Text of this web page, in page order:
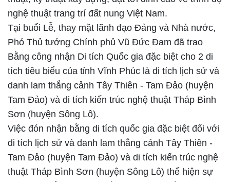
nghệ thuật trang trí đất nung Việt Nam.
Tại buổi Lễ, thay mặt lãnh đạo Đảng và Nhà nước,
Phó Thủ tướng Chính phủ Vũ Đức Đam đã trao
Bằng công nhận Di tích Quốc gia đặc biệt cho 2 di
tích tiêu biểu của tỉnh Vĩnh Phúc là di tích lịch sử và
danh lam thắng cảnh Tây Thiên - Tam Đảo (huyện
Tam Đảo) và di tích kiến trúc nghệ thuật Tháp Bình
Sơn (huyện Sông Lô).
Việc đón nhận bằng di tích quốc gia đặc biệt đối với
di tích lịch sử và danh lam thắng cảnh Tây Thiên -
Tam Đảo (huyện Tam Đảo) và di tích kiến trúc nghệ
thuật Tháp Bình Sơn (huyện Sông Lô) thể hiện sự